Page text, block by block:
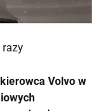
Volvo w